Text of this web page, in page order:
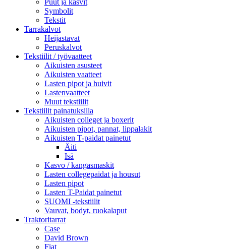
Puut ja kasvit
Symbolit
Tekstit
Tarrakalvot
Heijastavat
Peruskalvot
Tekstiilit / työvaatteet
Aikuisten asusteet
Aikuisten vaatteet
Lasten pipot ja huivit
Lastenvaatteet
Muut tekstiilit
Tekstiilit painatuksilla
Aikuisten colleget ja boxerit
Aikuisten pipot, pannat, lippalakit
Aikuisten T-paidat painetut
Äiti
Isä
Kasvo / kangasmaskit
Lasten collegepaidat ja housut
Lasten pipot
Lasten T-Paidat painetut
SUOMI -tekstiilit
Vauvat, bodyt, ruokalaput
Traktoritarrat
Case
David Brown
Fiat